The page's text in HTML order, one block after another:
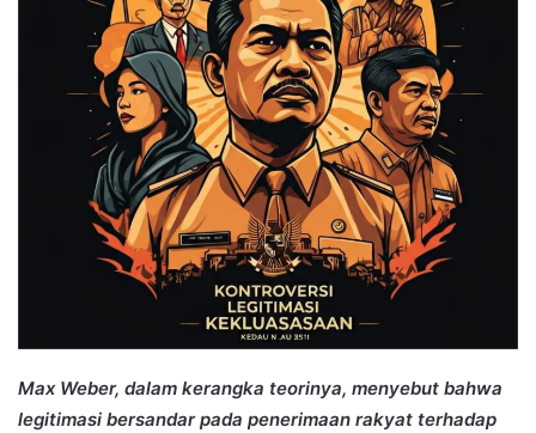
Max Weber, dalam kerangka teorinya, menyebut bahwa
legitimasi bersandar pada penerimaan rakyat terhadap